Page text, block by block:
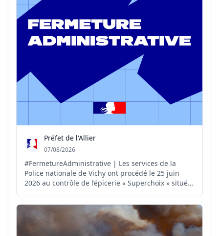
Préfet de l'Allier
07/08/2026
#FermetureAdministrative | Les services de la
Police nationale de Vichy ont procédé le 25 juin
2026 au contrôle de l’épicerie « Superchoix » située
les policiers ont constaté: ▪️ des cigarettes de type «
puffs » interdites à la vente ; ▪️ du ta...